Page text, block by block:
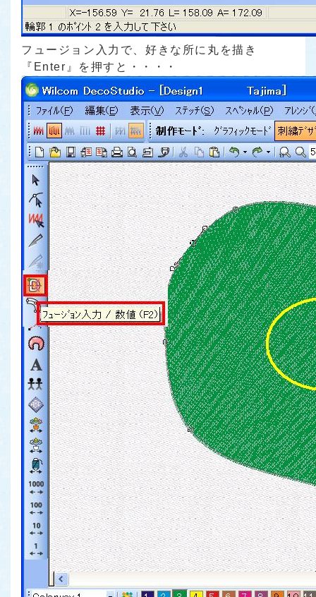
フュージョン入力で、好きな所に丸を描き
『Enter』を押すと・・・・